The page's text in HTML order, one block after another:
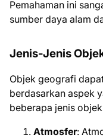
Pemahaman ini
sumber daya alam
Jenis-Jenis
Objek geografi
berdasarkan aspek
beberapa jenis
Atmosfer: